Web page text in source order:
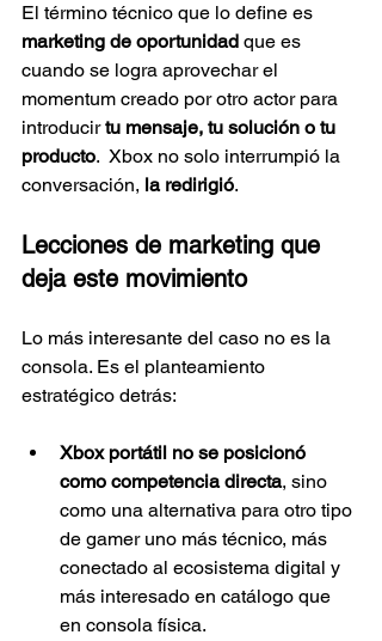
El término técnico que lo define es
marketing de oportunidad que es
cuando se logra aprovechar el
momentum creado por otro actor para
introducir tu mensaje, tu solución o tu
producto.  Xbox no solo interrumpió la
conversación, la redirigió.
Lecciones de marketing que
deja este movimiento
Lo más interesante del caso no es la
consola. Es el planteamiento
estratégico detrás:
Xbox portátil no se posicionó
como competencia directa, sino
como una alternativa para otro tipo
de gamer uno más técnico, más
conectado al ecosistema digital y
más interesado en catálogo que
en consola física.